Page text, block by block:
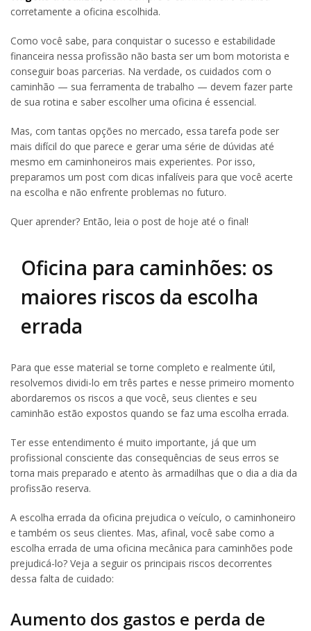
corretamente a oficina escolhida.
Como você sabe, para conquistar o sucesso e estabilidade
financeira nessa profissão não basta ser um bom motorista e
conseguir boas parcerias. Na verdade, os cuidados com o
caminhão — sua ferramenta de trabalho — devem fazer parte
de sua rotina e saber escolher uma oficina é essencial.
Mas, com tantas opções no mercado, essa tarefa pode ser
mais difícil do que parece e gerar uma série de dúvidas até
mesmo em caminhoneiros mais experientes. Por isso,
preparamos um post com dicas infalíveis para que você acerte
na escolha e não enfrente problemas no futuro.
Quer aprender? Então, leia o post de hoje até o final!
Oficina para caminhões: os
maiores riscos da escolha
errada
Para que esse material se torne completo e realmente útil,
resolvemos dividi-lo em três partes e nesse primeiro momento
abordaremos os riscos a que você, seus clientes e seu
caminhão estão expostos quando se faz uma escolha errada.
Ter esse entendimento é muito importante, já que um
profissional consciente das consequências de seus erros se
torna mais preparado e atento às armadilhas que o dia a dia da
profissão reserva.
A escolha errada da oficina prejudica o veículo, o caminhoneiro
e também os seus clientes. Mas, afinal, você sabe como a
escolha errada de uma oficina mecânica para caminhões pode
prejudicá-lo? Veja a seguir os principais riscos decorrentes
dessa falta de cuidado:
Aumento dos gastos e perda de